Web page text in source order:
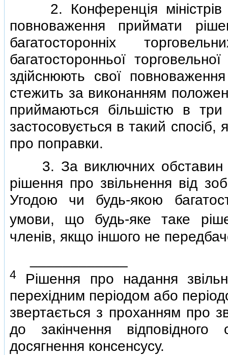
2. Конференцiя мiнiстрiв
повноваження приймати
багатостороннiх
багатосторонньої
здiйснюють свої
стежить за виконанням
приймаються бiльшiстю в
застосовується в такий
про поправки.
3. За виключних обставин
рiшення про звiльнення вiд
Угодою чи будь-якою
умови, що будь-яке таке
членiв, якщо iншого не
4
Рiшення про надання
перехiдним перiодом або
звертається з проханням про
до закiнчення
досягнення консенсусу.